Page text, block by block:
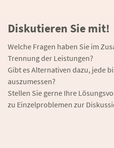
Diskutieren Sie mit!
Welche Fragen haben Sie im
Trennung der Leistungen?
Gibt es Alternativen dazu, jede
auszumessen?
Stellen Sie gerne Ihre
zu Einzelproblemen zur